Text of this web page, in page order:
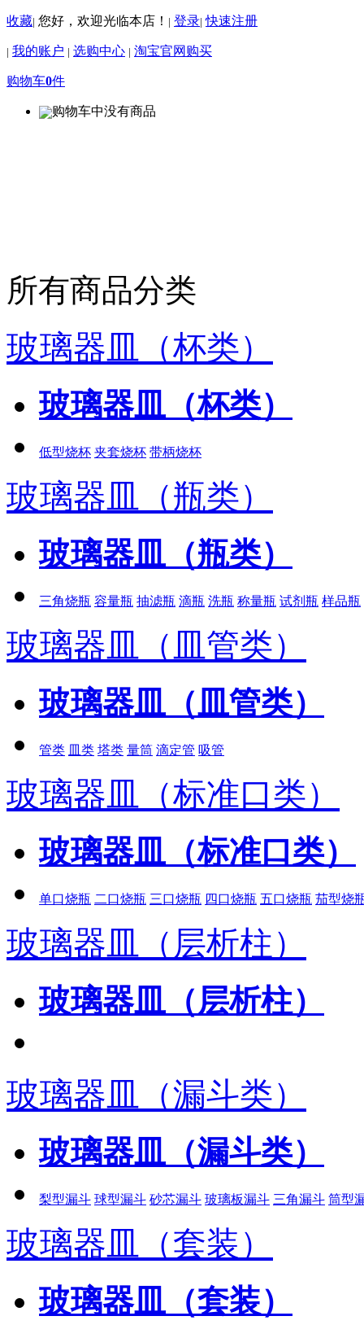
收藏| 您好，欢迎光临本店！ | 登录| 快速注册
| 我的账户 | 选购中心 | 淘宝官网购买
购物车0件
购物车中没有商品
所有商品分类
玻璃器皿（杯类）
玻璃器皿（杯类）
低型烧杯 夹套烧杯 带柄烧杯
玻璃器皿（瓶类）
玻璃器皿（瓶类）
三角烧瓶 容量瓶 抽滤瓶 滴瓶 洗瓶 称量瓶 试剂瓶 样品瓶
玻璃器皿（皿管类）
玻璃器皿（皿管类）
管类 皿类 塔类 量筒 滴定管 吸管
玻璃器皿（标准口类）
玻璃器皿（标准口类）
单口烧瓶 二口烧瓶 三口烧瓶 四口烧瓶 五口烧瓶 茄型烧
玻璃器皿（层析柱）
玻璃器皿（层析柱）
玻璃器皿（漏斗类）
玻璃器皿（漏斗类）
梨型漏斗 球型漏斗 砂芯漏斗 玻璃板漏斗 三角漏斗 筒型
玻璃器皿（套装）
玻璃器皿（套装）